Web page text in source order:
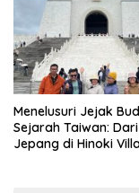
Menelusuri Jejak
Sejarah Taiwan:
Jepang di Hinoki